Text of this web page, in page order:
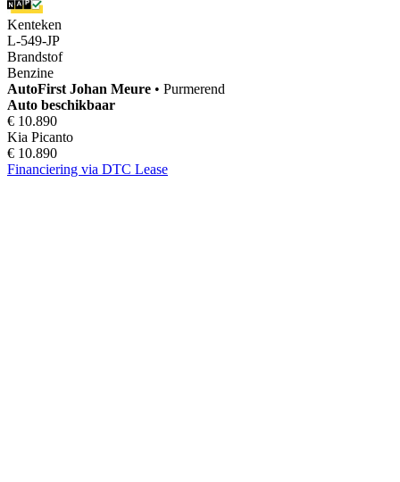
Kenteken
L-549-JP
Brandstof
Benzine
AutoFirst Johan Meure • Purmerend
Auto beschikbaar
€ 10.890
Kia Picanto
€ 10.890
Financiering via DTC Lease